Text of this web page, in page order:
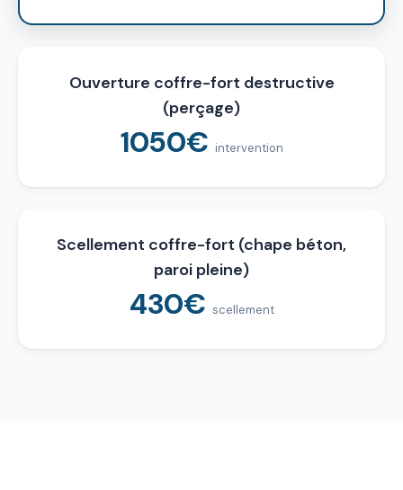
Ouverture coffre-fort destructive
(perçage)
1050€ intervention
Scellement coffre-fort (chape béton,
paroi pleine)
430€ scellement